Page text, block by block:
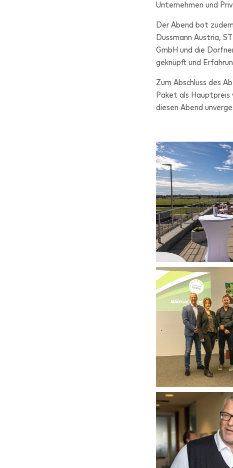
Unternehmen und
Der Abend bot
Dussmann Austria,
GmbH und die
geknüpft und
Zum Abschluss des
Paket als Hauptpreis
diesen Abend